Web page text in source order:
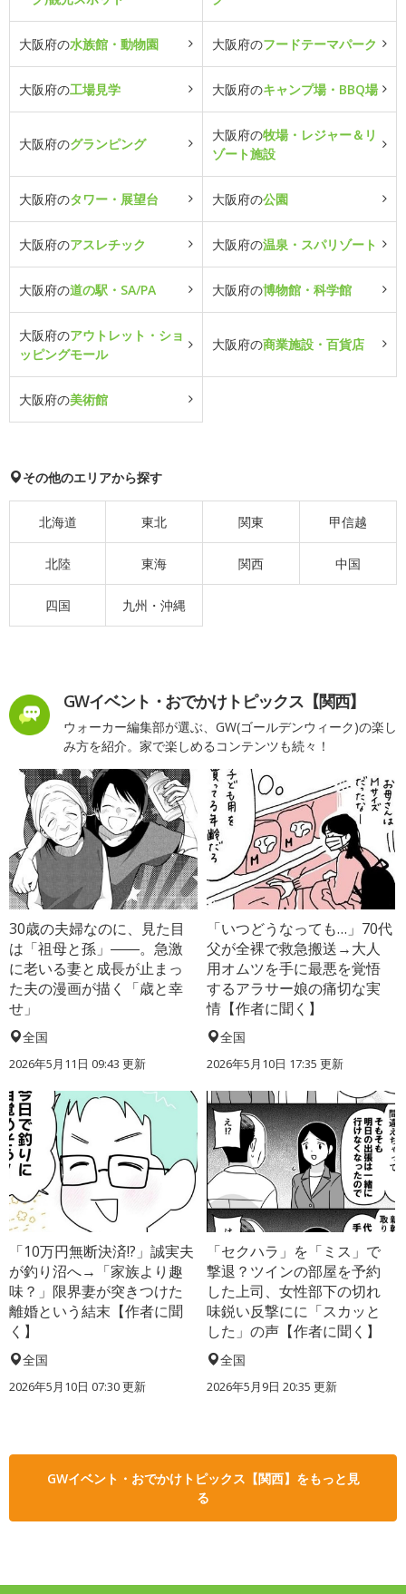
大阪府の水族館・動物園 大阪府のフードテーマパーク
大阪府の工場見学 大阪府のキャンプ場・BBQ場
大阪府のグランピング
大阪府の牧場・レジャー＆リ
ゾート施設
大阪府のタワー・展望台 大阪府の公園
大阪府のアスレチック 大阪府の温泉・スパリゾート
大阪府の道の駅・SA/PA 大阪府の博物館・科学館
大阪府のアウトレット・ショ
ッピングモール
大阪府の商業施設・百貨店
大阪府の美術館
その他のエリアから探す
北海道 東北 関東 甲信越
北陸 東海 関西 中国
四国 九州・沖縄
GWイベント・おでかけトピックス【関西】
ウォーカー編集部が選ぶ、GW(ゴールデンウィーク)の楽し
み方を紹介。家で楽しめるコンテンツも続々！
30歳の夫婦なのに、見た目
は「祖母と孫」――。急激
に老いる妻と成長が止まっ
た夫の漫画が描く「歳と幸
せ」
全国
2026年5月11日 09:43 更新
「いつどうなっても…」70代
父が全裸で救急搬送→大人
用オムツを手に最悪を覚悟
するアラサー娘の痛切な実
情【作者に聞く】
全国
2026年5月10日 17:35 更新
「10万円無断決済!?」誠実夫
が釣り沼へ→「家族より趣
味？」限界妻が突きつけた
離婚という結末【作者に聞
く】
全国
2026年5月10日 07:30 更新
「セクハラ」を「ミス」で
撃退？ツインの部屋を予約
した上司、女性部下の切れ
味鋭い反撃にに「スカッと
した」の声【作者に聞く】
全国
2026年5月9日 20:35 更新
GWイベント・おでかけトピックス【関西】をもっと見
る